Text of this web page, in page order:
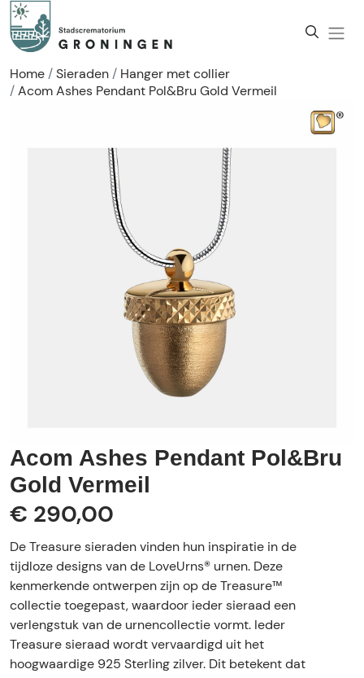
Home Sieraden
Hanger met collier
Acom Ashes Pendant Pol&Bru Gold Vermeil
Acom Ashes Pendant Pol&Bru
Gold Vermeil
€ 290,00
De Treasure sieraden vinden hun inspiratie in de
tijdloze designs van de LoveUrns® urnen. Deze
kenmerkende ontwerpen zijn op de Treasure™
collectie toegepast, waardoor ieder sieraad een
verlengstuk van de urnencollectie vormt. Ieder
Treasure sieraad wordt vervaardigd uit het
hoogwaardige 925 Sterling zilver. Dit betekent dat